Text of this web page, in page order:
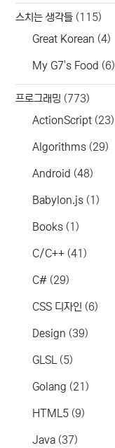
스치는 생각들 (115)
Great Korean (4)
My G7's Food (6)
프로그래밍 (773)
ActionScript (23)
Algorithms (29)
Android (48)
Babylon.js (1)
Books (1)
C/C++ (41)
C# (29)
CSS 디자인 (6)
Design (39)
GLSL (5)
Golang (21)
HTML5 (9)
Java (37)